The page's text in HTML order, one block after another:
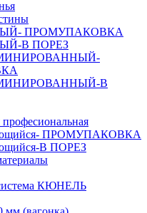
ПРОМУПАКОВКА
В ПОРЕЗ
В
ПРОМУПАКОВКА
В ПОРЕЗ
КЮНЕЛЬ